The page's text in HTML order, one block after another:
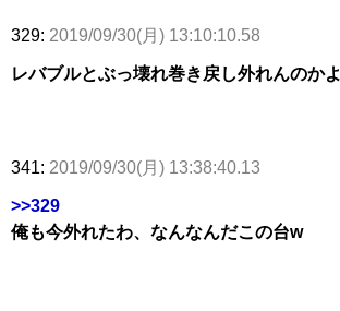
329: 2019/09/30(月) 13:10:10.58
レバブルとぶっ壊れ巻き戻し外れんのかよ
341: 2019/09/30(月) 13:38:40.13
>>329
俺も今外れたわ、なんなんだこの台w